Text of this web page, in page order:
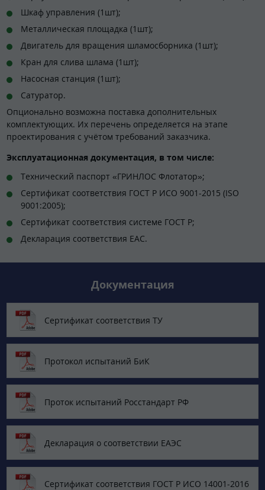
Шкаф управления (1шт);
Металлическая площадка (1шт);
Двигатель для вращения шламосборника (1шт);
Кран для слива шлама (1шт);
Насосная станция (1шт);
Сатуратор.
Опционально возможна поставка дополнительных
комплектующих. Их перечень определяется на этапе
проектирования с учётом требований заказчика.
Эксплуатационная документация, в том числе:
Технический паспорт «ГРИНЛОС Флотатор»;
Сертификат соответствия ГОСТ Р ИСО 9001-2015 (ISO
9001:2005);
Сертификат соответствия системе ГОСТ Р;
Декларация соответствия EAC.
Документация
Сертификат соответствия ТУ
Протокол испытаний БиК
Проток испытаний Росстандарт РФ
Декларация о соответствии ЕАЭС
Сертификат соответствия ГОСТ Р ИСО 14001-2016